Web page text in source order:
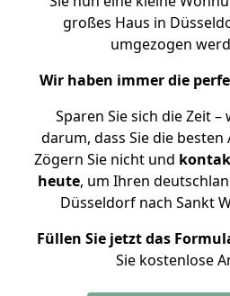
großes Haus in
umgezogen
Wir haben immer die
Sparen Sie sich die Zeit
darum, dass Sie die
Zögern Sie nicht und
heute, um Ihren
Düsseldorf nach Sankt
Füllen Sie jetzt das
Sie kostenlose